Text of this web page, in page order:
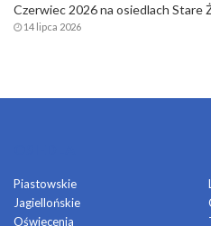
Czerwiec 2026 na osiedlach Stare
14 lipca 2026
Piastowskie
Jagiellońskie
Oświecenia